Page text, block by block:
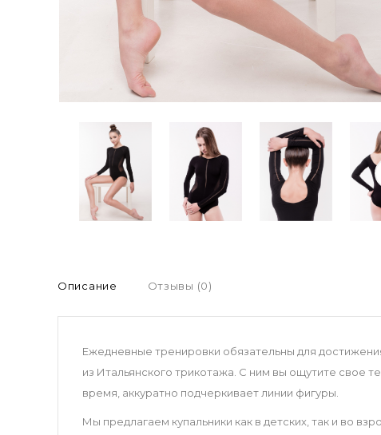
Описание Отзывы (0)
Ежедневные тренировки обязательны для
из Итальянского трикотажа. С ним вы ощутите свое
время, аккуратно подчеркивает линии фигуры.
Мы предлагаем купальники как в детских, так и во